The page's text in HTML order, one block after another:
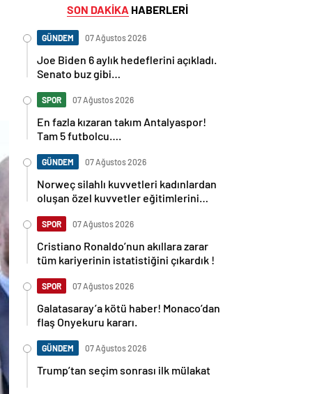
SON DAKİKA HABERLERİ
GÜNDEM 07 Ağustos 2026
Joe Biden 6 aylık hedeflerini açıkladı.
Senato buz gibi…
SPOR 07 Ağustos 2026
En fazla kızaran takım Antalyaspor!
Tam 5 futbolcu….
GÜNDEM 07 Ağustos 2026
Norweç silahlı kuvvetleri kadınlardan
oluşan özel kuvvetler eğitimlerini
SPOR 07 Ağustos 2026
Cristiano Ronaldo’nun akıllara zarar
tüm kariyerinin istatistiğini çıkardık !
SPOR 07 Ağustos 2026
Galatasaray’a kötü haber! Monaco’dan
flaş Onyekuru kararı.
GÜNDEM 07 Ağustos 2026
Trump’tan seçim sonrası ilk mülakat